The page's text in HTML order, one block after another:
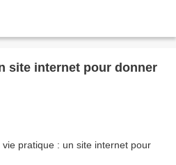
site internet pour donner